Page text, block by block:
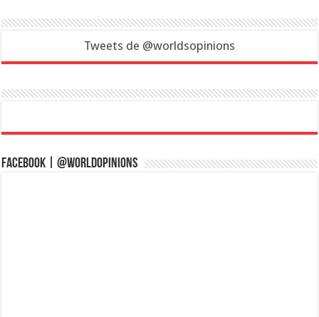
Tweets de @worldsopinions
Facebook | @WorldOpinions